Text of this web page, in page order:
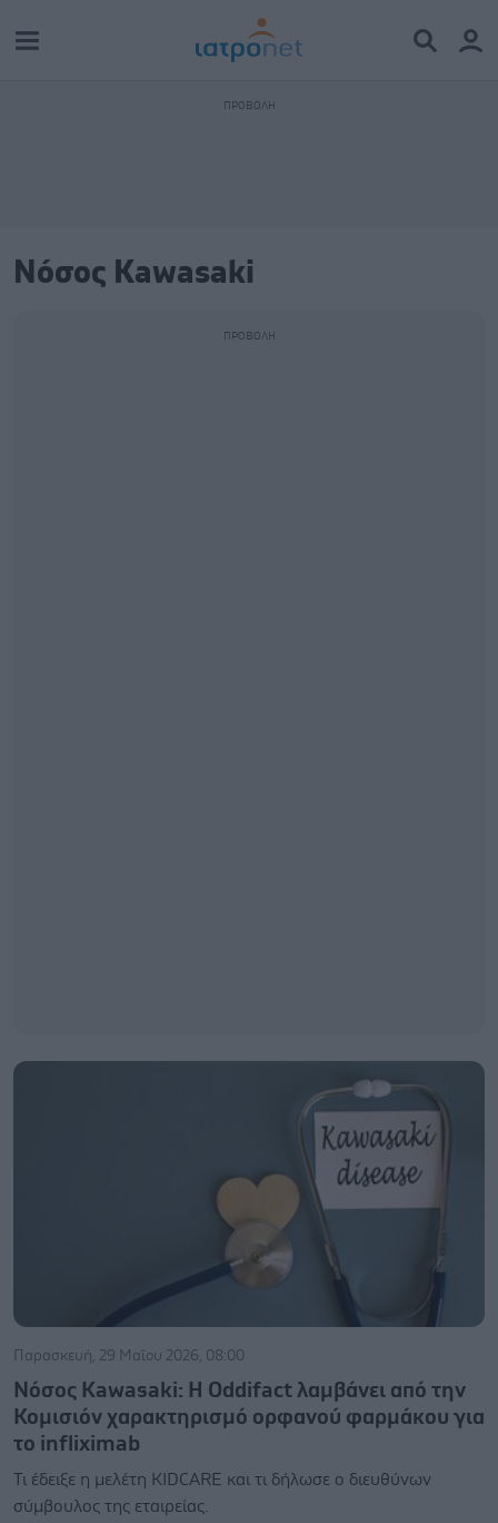
Νόσος Kawasaki
Παρασκευή, 29 Μαΐου 2026, 08:00
Νόσος Kawasaki: Η Oddifact λαμβάνει από την
Κομισιόν χαρακτηρισμό ορφανού φαρμάκου για
το infliximab
Τι έδειξε η μελέτη KIDCARE και τι δήλωσε ο διευθύνων
σύμβουλος της εταιρείας.